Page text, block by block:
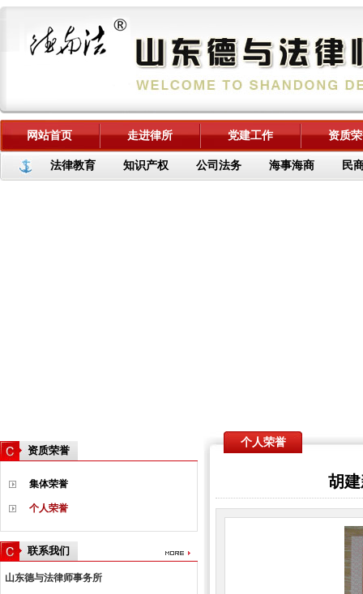
网站首页 走进律所 党建工作 资质
法律教育 知识产权 公司法务 海事海商 民
资质荣誉
集体荣誉
个人荣誉
联系我们
山东德与法律师事务所
个人荣誉
胡